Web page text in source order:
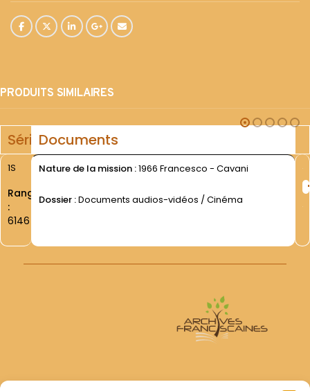
PRODUITS SIMILAIRES
SérieDocuments
1S
Rang
:
6146
Nature de la mission :1966 Francesco - Cavani
Dossier :Documents audios-vidéos / Cinéma